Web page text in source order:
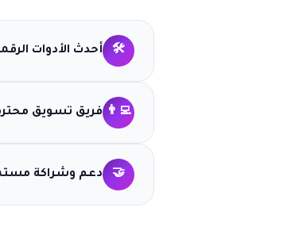
🛠️ أحدث الأدوات
👨‍💻 فريق تسويق
🤝 دعم وشراكة